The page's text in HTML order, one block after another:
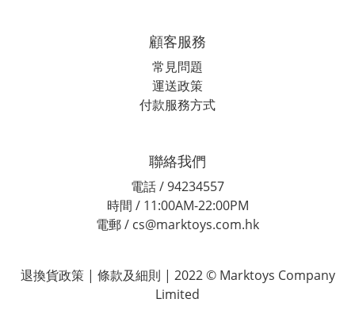
顧客服務
常見問題
運送政策
付款服務方式
聯絡我們
電話 / 94234557
時間 / 11:00AM-22:00PM
電郵 / cs@marktoys.com.hk
退換貨政策 | 條款及細則 | 2022 © Marktoys Company
Limited